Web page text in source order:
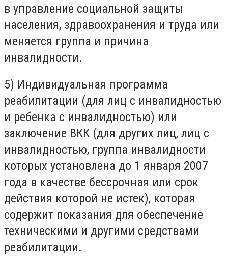
в управление социальной защиты
населения, здравоохранения и труда или
меняется группа и причина
инвалидности.
5) Индивидуальная программа
реабилитации (для лиц с инвалидностью
и ребенка с инвалидностью) или
заключение ВКК (для других лиц, лиц с
инвалидностью, группа инвалидности
которых установлена до 1 января 2007
года в качестве бессрочная или срок
действия которой не истек), которая
содержит показания для обеспечение
техническими и другими средствами
реабилитации.